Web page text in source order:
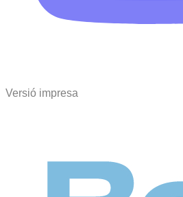
Versió impresa